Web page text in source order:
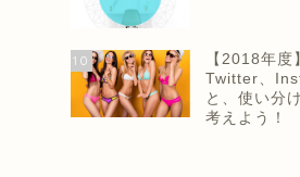
10
【2018年度
Twitter、
と、使い分
考えよう！